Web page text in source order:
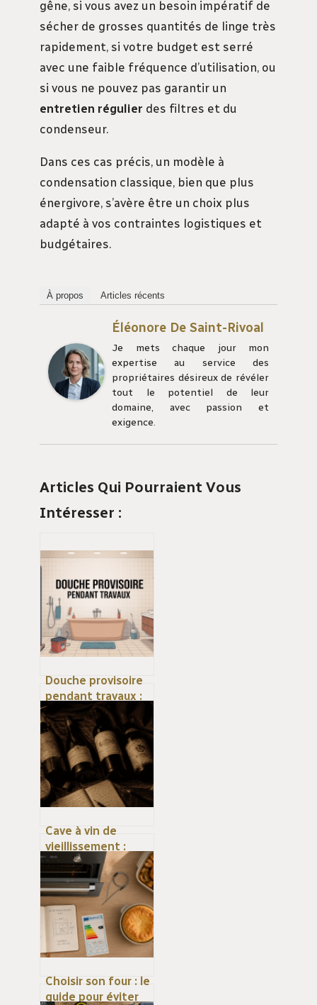
gêne, si vous avez un besoin impératif de
sécher de grosses quantités de linge très
rapidement, si votre budget est serré
avec une faible fréquence d’utilisation, ou
si vous ne pouvez pas garantir un
entretien régulier des filtres et du
condenseur.
Dans ces cas précis, un modèle à
condensation classique, bien que plus
énergivore, s’avère être un choix plus
adapté à vos contraintes logistiques et
budgétaires.
À propos Articles récents
Éléonore De Saint-Rivoal
Je mets chaque jour mon
expertise au service des
propriétaires désireux de révéler
tout le potentiel de leur
domaine, avec passion et
exigence.
Articles Qui Pourraient Vous
Intéresser :
Douche provisoire
pendant travaux :
solutions pratiques
et obligations à
connaître
Cave à vin de
vieillissement :
12°C, obscurité et
stabilité pour
garantir l’apogée
de vos grands crus
Choisir son four : le
guide pour éviter